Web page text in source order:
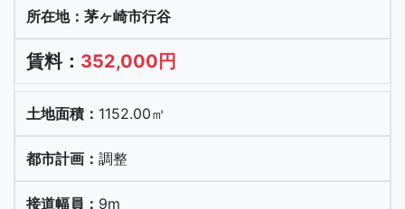
茅ヶ崎市行谷
352,000円
1152.00㎡
調整
9m